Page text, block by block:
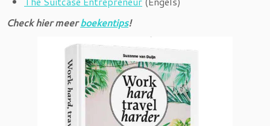
Check hier meerboekentips!